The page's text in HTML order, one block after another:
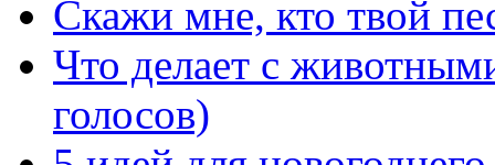
Скажи мне, кто твой
Что делает с
голосов)